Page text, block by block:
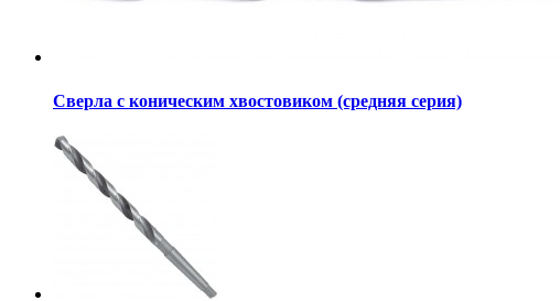
Сверла с коническим хвостовиком (средняя серия)